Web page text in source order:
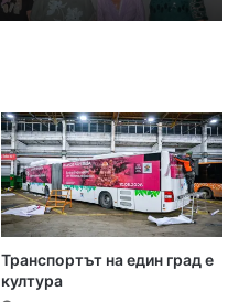
Транспортът на един град е
култура